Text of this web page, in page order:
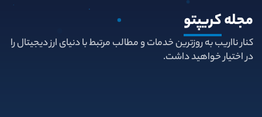
مجلهکریپتو
کنار نااریب به روزترین خدمات و مطالب مرتبط با دنیای ارز دیجیتال را
در اختیار خواهید داشت.